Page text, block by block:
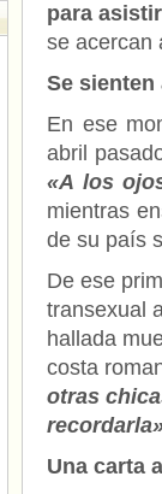
para
se acercan
Se
En ese
abril
«A los
mientras
de su país
De ese
transexual
hallada
costa
otras
Una carta